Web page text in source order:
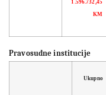
1.596.732,45
KM
Pravosudne institucije
Ukupno